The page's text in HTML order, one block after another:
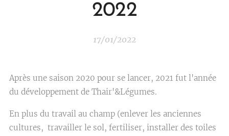
2022
17/01/2022
Après une saison 2020 pour se lancer, 2021 fut l'année
du développement de Thair'&Légumes.
En plus du travail au champ (enlever les anciennes
cultures, travailler le sol, fertiliser, installer des toiles